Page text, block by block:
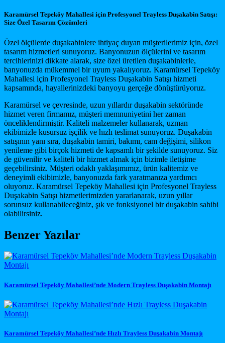
Karamürsel Tepeköy Mahallesi için Profesyonel Trayless Duşakabin Satışı:
Size Özel Tasarım Çözümleri
Özel ölçülerde duşakabinlere ihtiyaç duyan müşterilerimiz için, özel
tasarım hizmetleri sunuyoruz. Banyonuzun ölçülerini ve tasarım
tercihlerinizi dikkate alarak, size özel üretilen duşakabinlerle,
banyonuzda mükemmel bir uyum yakalıyoruz. Karamürsel Tepeköy
Mahallesi için Profesyonel Trayless Duşakabin Satışı hizmeti
kapsamında, hayallerinizdeki banyoyu gerçeğe dönüştürüyoruz.
Karamürsel ve çevresinde, uzun yıllardır duşakabin sektöründe
hizmet veren firmamız, müşteri memnuniyetini her zaman
önceliklendirmiştir. Kaliteli malzemeler kullanarak, uzman
ekibimizle kusursuz işçilik ve hızlı teslimat sunuyoruz. Duşakabin
satışının yanı sıra, duşakabin tamiri, bakımı, cam değişimi, silikon
yenileme gibi birçok hizmeti de kapsamlı bir şekilde sunuyoruz. Siz
de güvenilir ve kaliteli bir hizmet almak için bizimle iletişime
geçebilirsiniz. Müşteri odaklı yaklaşımımız, ürün kalitemiz ve
deneyimli ekibimizle, banyonuzda fark yaratmanıza yardımcı
oluyoruz. Karamürsel Tepeköy Mahallesi için Profesyonel Trayless
Duşakabin Satışı hizmetlerimizden yararlanarak, uzun yıllar
sorunsuz kullanabileceğiniz, şık ve fonksiyonel bir duşakabin sahibi
olabilirsiniz.
Benzer Yazılar
Karamürsel Tepeköy Mahallesi’nde Modern Trayless Duşakabin Montajı
Karamürsel Tepeköy Mahallesi’nde Hızlı Trayless Duşakabin Montajı